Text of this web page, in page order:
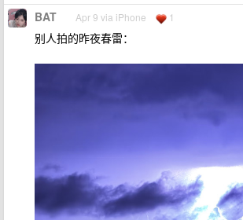
BAT Apr 9 via iPhone 1
别人拍的昨夜春雷：